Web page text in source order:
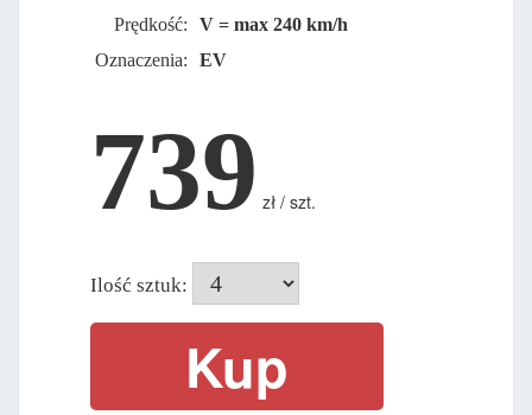
Prędkość:
V = max 240 km/h
Oznaczenia:
EV
739 zł / szt.
Ilość sztuk: